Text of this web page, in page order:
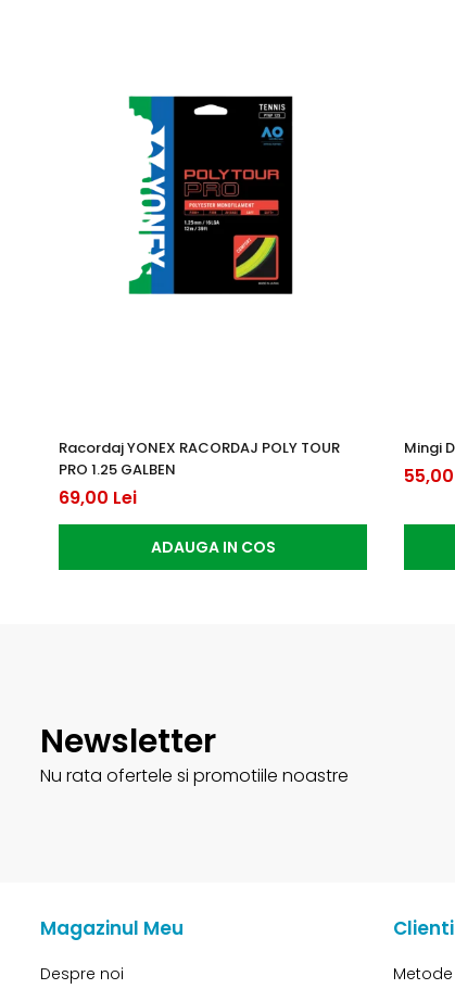
Racordaj YONEX RACORDAJ POLY TOUR
PRO 1.25 GALBEN
69,00 Lei
ADAUGA IN COS
Mingi
Newsletter
Nu rata ofertele si promotiile noastre
Magazinul Meu
Despre noi
Clienti